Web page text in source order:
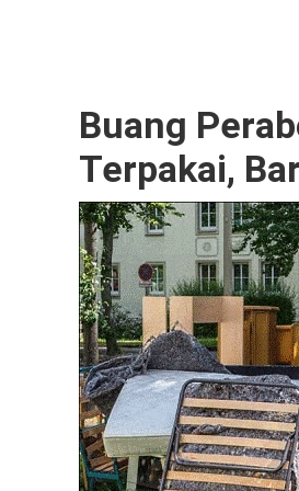
Buang
Terpakai,